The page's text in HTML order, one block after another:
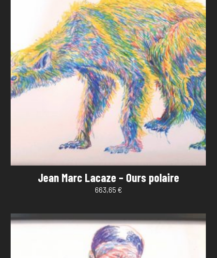
Jean Marc Lacaze – Ours polaire
663,65 €